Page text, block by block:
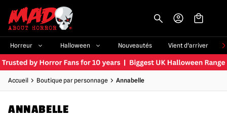
Horreur Halloween Nouveautés Vient d'arriver
Accueil Boutique par personnage Annabelle
ANNABELLE